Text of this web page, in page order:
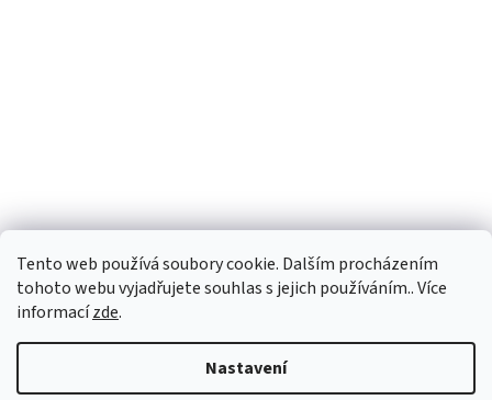
Tento web používá soubory cookie. Dalším procházením
tohoto webu vyjadřujete souhlas s jejich používáním.. Více
informacízde.
Nastavení